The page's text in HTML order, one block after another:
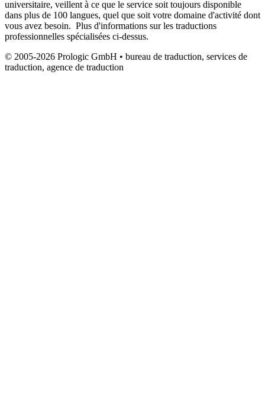
universitaire, veillent à ce que le service soit toujours disponible
dans plus de 100 langues, quel que soit votre domaine d'activité dont
vous avez besoin. Plus d'informations sur les traductions
professionnelles spécialisées ci-dessus.
© 2005-2026 Prologic GmbH • bureau de traduction, services de
traduction, agence de traduction